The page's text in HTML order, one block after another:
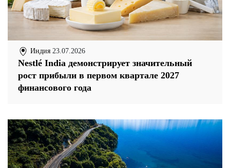
Индия 23.07.2026
Nestlé India демонстрирует значительный
рост прибыли в первом квартале 2027
финансового года